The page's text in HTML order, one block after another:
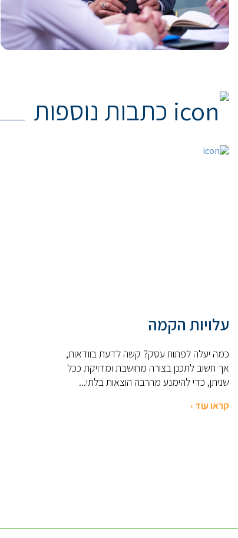
כתבות נוספות
עלויות הקמה
כמה יעלה לפתוח עסק? קשה לדעת בוודאות,
אך חשוב לתכנן בצורה מחושבת ומדויקת ככל
שניתן, כדי להימנע מהרבה הוצאות בלתי...
קראו עוד ›